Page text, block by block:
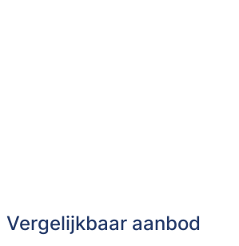
Vergelijkbaar aanbod